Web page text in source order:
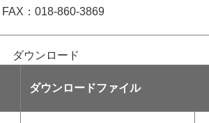
：018-860-3869
ダウンロードファイル
ダウンロード